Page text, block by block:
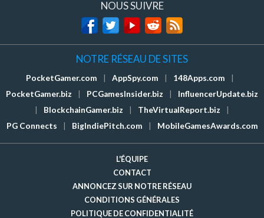
NOUS SUIVRE
NOTRE RÉSEAU DE SITES
PocketGamer.com AppSpy.com 148Apps.com
PocketGamer.biz
PCGamesInsider.biz
InfluencerUpdate.biz
BlockchainGamer.biz TheVirtualReport.biz
PG Connects
BigIndiePitch.com MobileGamesAwards.com
L'ÉQUIPE
CONTACT
ANNONCEZ SUR NOTRE RÉSEAU
CONDITIONS GÉNÉRALES
POLITIQUE DE CONFIDENTIALITÉ